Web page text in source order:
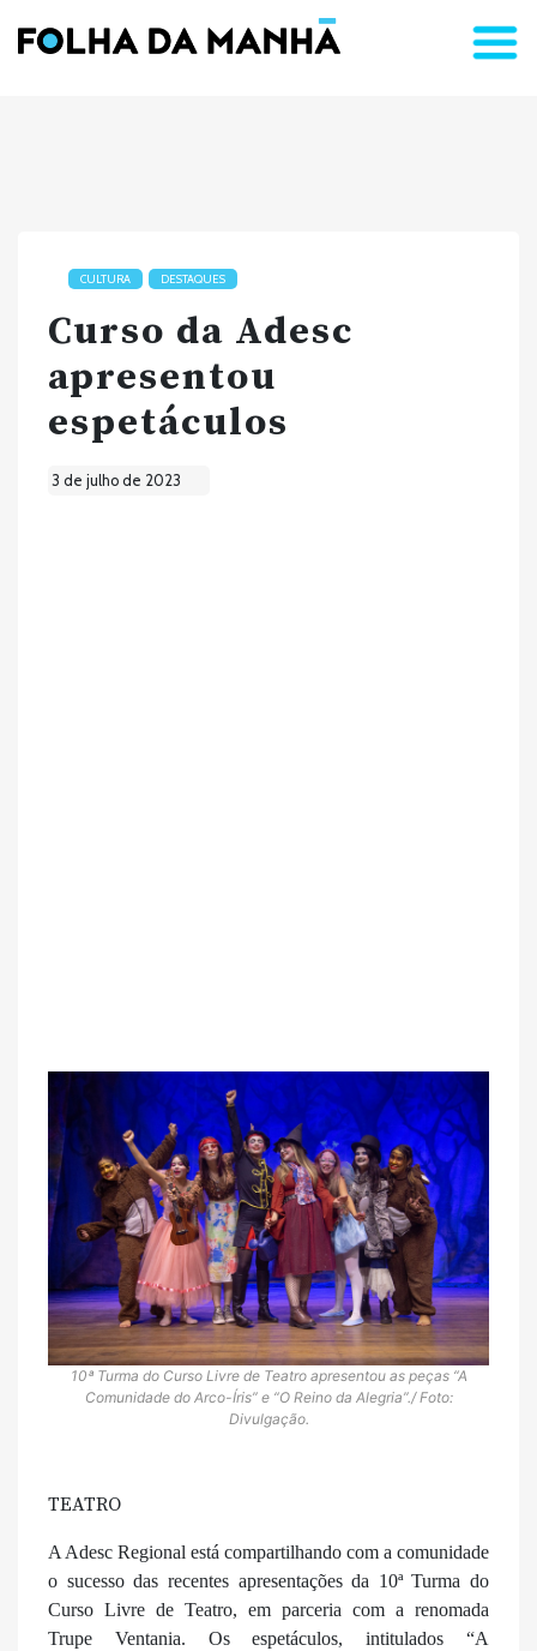
CULTURA DESTAQUES
Curso da Adesc
apresentou
espetáculos
3 de julho de 2023
10ª Turma do Curso Livre de Teatro apresentou as peças “A
Comunidade do Arco-Íris” e “O Reino da Alegria”./ Foto:
Divulgação.
TEATRO
A Adesc Regional está compartilhando com a comunidade
o sucesso das recentes apresentações da 10ª Turma do
Curso Livre de Teatro, em parceria com a renomada
Trupe Ventania. Os espetáculos, intitulados “A